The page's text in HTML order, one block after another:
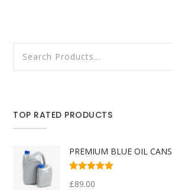
TOP RATED PRODUCTS
PREMIUM BLUE OIL CANS
5.00de 5
£89.00